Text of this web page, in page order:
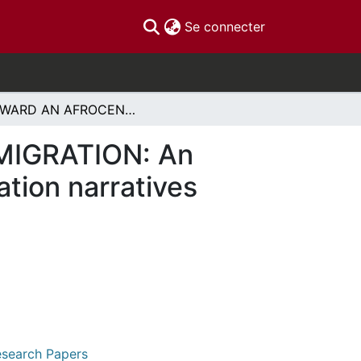
Se connecter(current)
TOWARD AN AFROCENTRIC PERSPECTIVE ON MIGRATION: An analysis of scholarly works on intra-African migration narratives (from 2015 to 2022)
An
narratives
Papers